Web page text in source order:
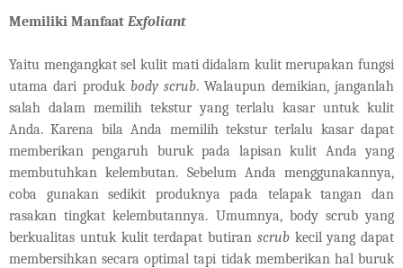
Memiliki Manfaat Exfoliant
Yaitu mengangkat sel kulit mati didalam kulit merupakan fungsi
utama dari produk body scrub. Walaupun demikian, janganlah
salah dalam memilih tekstur yang terlalu kasar untuk kulit
Anda. Karena bila Anda memilih tekstur terlalu kasar dapat
memberikan pengaruh buruk pada lapisan kulit Anda yang
membutuhkan kelembutan. Sebelum Anda menggunakannya,
coba gunakan sedikit produknya pada telapak tangan dan
rasakan tingkat kelembutannya. Umumnya, body scrub yang
berkualitas untuk kulit terdapat butiran scrubkecil yang dapat
membersihkan secara optimal tapi tidak memberikan hal buruk